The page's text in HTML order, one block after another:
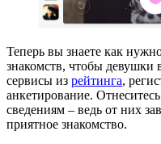
Теперь вы знаете как
знакомств, чтобы
сервисы из рейтинга,
анкетирование.
сведениям – ведь от них
приятное знакомство.